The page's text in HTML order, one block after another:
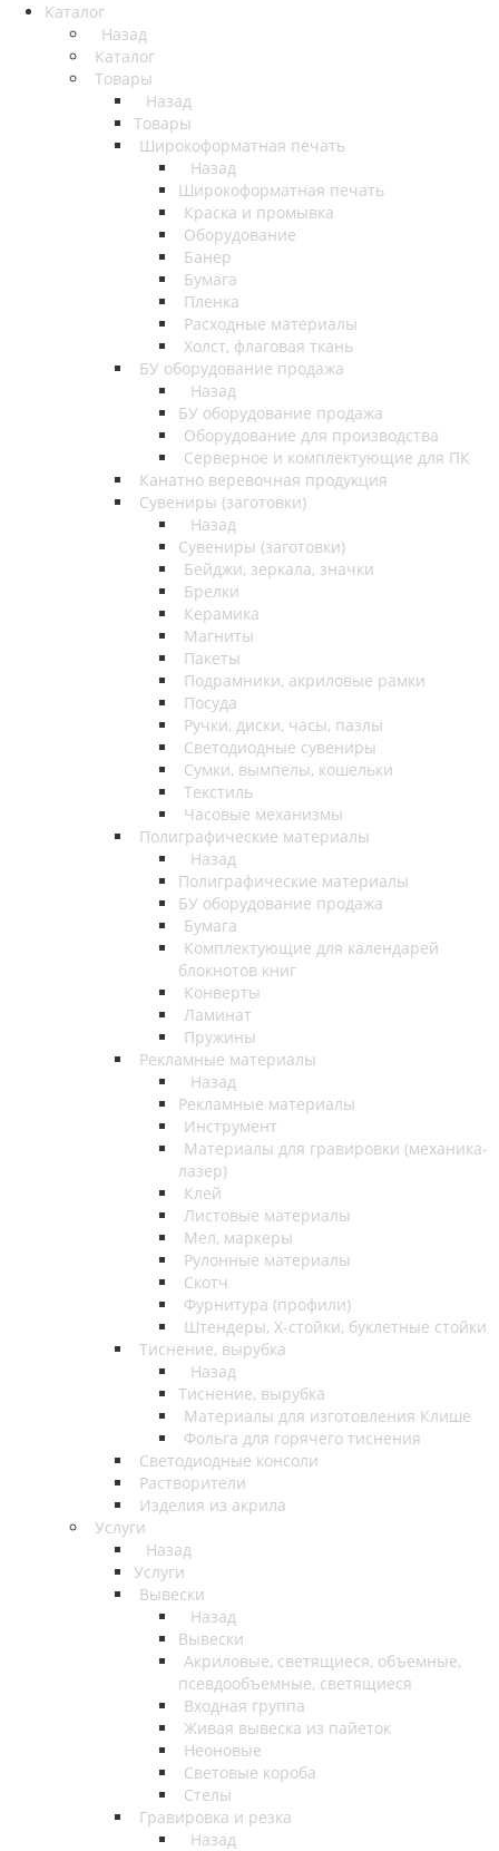
Каталог
Назад
Каталог
Товары
Назад
Товары
Широкоформатная печать
Назад
Широкоформатная печать
Краска и промывка
Оборудование
Банер
Бумага
Пленка
Расходные материалы
Холст, флаговая ткань
БУ оборудование продажа
Назад
БУ оборудование продажа
Оборудование для производства
Серверное и комплектующие для ПК
Канатно веревочная продукция
Сувениры (заготовки)
Назад
Сувениры (заготовки)
Бейджи, зеркала, значки
Брелки
Керамика
Магниты
Пакеты
Подрамники, акриловые рамки
Посуда
Ручки, диски, часы, пазлы
Светодиодные сувениры
Сумки, вымпелы, кошельки
Текстиль
Часовые механизмы
Полиграфические материалы
Назад
Полиграфические материалы
БУ оборудование продажа
Бумага
Комплектующие для календарей
блокнотов книг
Конверты
Ламинат
Пружины
Рекламные материалы
Назад
Рекламные материалы
Инструмент
Материалы для гравировки (механика-
лазер)
Клей
Листовые материалы
Мел, маркеры
Рулонные материалы
Скотч
Фурнитура (профили)
Штендеры, Х-стойки, буклетные стойки
Тиснение, вырубка
Назад
Тиснение, вырубка
Материалы для изготовления Клише
Фольга для горячего тиснения
Светодиодные консоли
Растворители
Изделия из акрила
Услуги
Назад
Услуги
Вывески
Назад
Вывески
Акриловые, светящиеся, объемные,
псевдообъемные, светящиеся
Входная группа
Живая вывеска из пайеток
Неоновые
Световые короба
Стелы
Гравировка и резка
Назад